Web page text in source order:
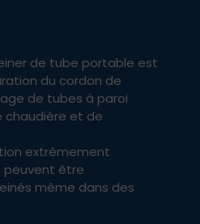
de tube portable est
du cordon de
de tubes à paroi
chaudière et de
extrêmement
peuvent être
même dans des